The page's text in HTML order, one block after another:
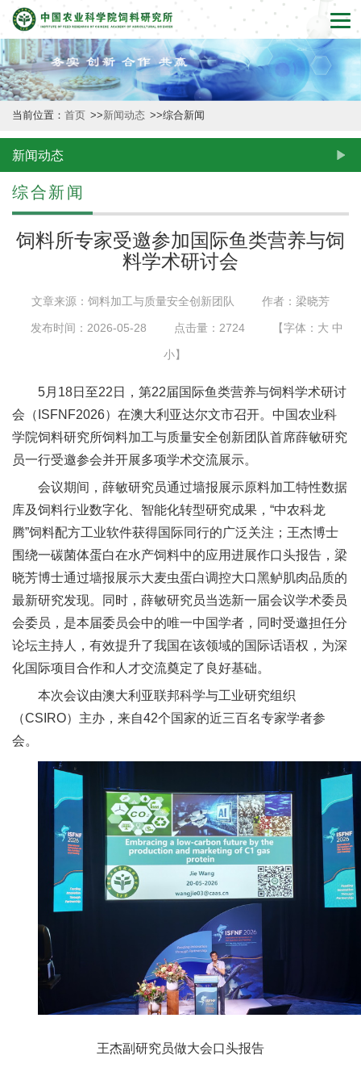
首
页
本
所
概
况
新
闻
团
队
技
平
台
成
果
转
人
当前位置： 首页 >>新闻动态 >>综合新闻
新闻动态
综合新闻
饲料所专家受邀参加国际鱼类营养与饲
料学术研讨会
文章来源：饲料加工与质量安全创新团队 作者：梁晓芳
发布时间：2026-05-28 点击量： 2724 【字体： 大 中
小】
5月18日至22日，第22届国际鱼类营养与饲料学术研讨
会（ISFNF2026）在澳大利亚达尔文市召开。中国农业科
学院饲料研究所饲料加工与质量安全创新团队首席薛敏研究
员一行受邀参会并开展多项学术交流展示。
会议期间，薛敏研究员通过墙报展示原料加工特性数据
库及饲料行业数字化、智能化转型研究成果，“中农科龙
腾”饲料配方工业软件获得国际同行的广泛关注；王杰博士
围绕一碳菌体蛋白在水产饲料中的应用进展作口头报告，梁
晓芳博士通过墙报展示大麦虫蛋白调控大口黑鲈肌肉品质的
最新研究发现。同时，薛敏研究员当选新一届会议学术委员
会委员，是本届委员会中的唯一中国学者，同时受邀担任分
论坛主持人，有效提升了我国在该领域的国际话语权，为深
化国际项目合作和人才交流奠定了良好基础。
本次会议由澳大利亚联邦科学与工业研究组织
（CSIRO）主办，来自42个国家的近三百名专家学者参
会。
王杰副研究员做大会口头报告